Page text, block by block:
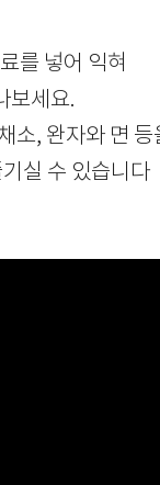
를 넣어 익혀
보세요.
소, 완자와 면 등
실 수 있습니다